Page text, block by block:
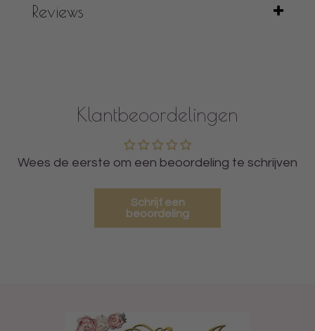
Reviews
Klantbeoordelingen
Wees de eerste om een beoordeling te schrijven
Schrijf een
beoordeling